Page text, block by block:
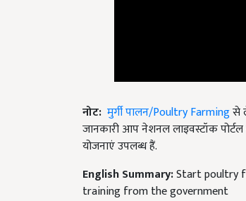
जानकारी आप नेशनल लाइवस्टॉक
योजनाएं उपलब्ध हैं.
training from the government
Published on:08 April 2025, 03:12